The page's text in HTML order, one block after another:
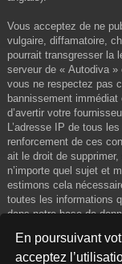
En poursuivant
acceptez
Vous acceptez de ne
vulgaire, diffamatoire,
pourrait transgresser la
serveur de « Autodiva »
vous ne respectez pas
bannissement
d’avertir votre
L’adresse IP de tous
renforcement de ces
ait le droit de
n’importe quel sujet et
estimons cela
toutes les informations
dans notre base de
diffusées à une tierce
phpBB, ne pourront
de piratage